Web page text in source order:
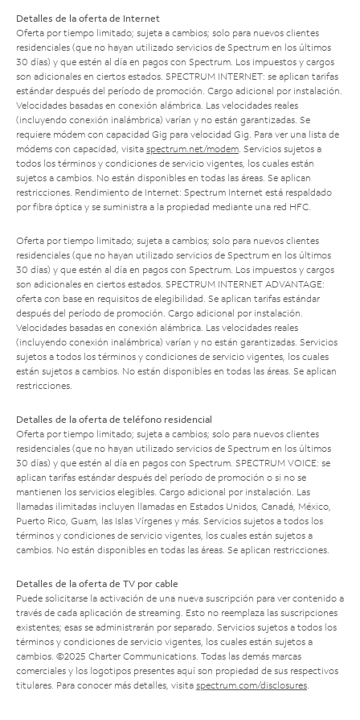
Detalles de la oferta de Internet
Oferta por tiempo limitado; sujeta a cambios; solo para nuevos clientes
residenciales (que no hayan utilizado servicios de Spectrum en los últimos
30 días) y que estén al día en pagos con Spectrum. Los impuestos y cargos
son adicionales en ciertos estados. SPECTRUM INTERNET: se aplican tarifas
estándar después del período de promoción. Cargo adicional por instalación.
Velocidades basadas en conexión alámbrica. Las velocidades reales
(incluyendo conexión inalámbrica) varían y no están garantizadas. Se
requiere módem con capacidad Gig para velocidad Gig. Para ver una lista de
módems con capacidad, visita spectrum.net/modem . Servicios sujetos a
todos los términos y condiciones de servicio vigentes, los cuales están
sujetos a cambios. No están disponibles en todas las áreas. Se aplican
restricciones. Rendimiento de Internet: Spectrum Internet está respaldado
por fibra óptica y se suministra a la propiedad mediante una red HFC.
Oferta por tiempo limitado; sujeta a cambios; solo para nuevos clientes
residenciales (que no hayan utilizado servicios de Spectrum en los últimos
30 días) y que estén al día en pagos con Spectrum. Los impuestos y cargos
son adicionales en ciertos estados. SPECTRUM INTERNET ADVANTAGE:
oferta con base en requisitos de elegibilidad. Se aplican tarifas estándar
después del período de promoción. Cargo adicional por instalación.
Velocidades basadas en conexión alámbrica. Las velocidades reales
(incluyendo conexión inalámbrica) varían y no están garantizadas. Servicios
sujetos a todos los términos y condiciones de servicio vigentes, los cuales
están sujetos a cambios. No están disponibles en todas las áreas. Se aplican
restricciones.
Detalles de la oferta de teléfono residencial
Oferta por tiempo limitado; sujeta a cambios; solo para nuevos clientes
residenciales (que no hayan utilizado servicios de Spectrum en los últimos
30 días) y que estén al día en pagos con Spectrum. SPECTRUM VOICE: se
aplican tarifas estándar después del período de promoción o si no se
mantienen los servicios elegibles. Cargo adicional por instalación. Las
llamadas ilimitadas incluyen llamadas en Estados Unidos, Canadá, México,
Puerto Rico, Guam, las Islas Vírgenes y más. Servicios sujetos a todos los
términos y condiciones de servicio vigentes, los cuales están sujetos a
cambios. No están disponibles en todas las áreas. Se aplican restricciones.
Detalles de la oferta de TV por cable
Puede solicitarse la activación de una nueva suscripción para ver contenido a
través de cada aplicación de streaming. Esto no reemplaza las suscripciones
existentes; esas se administrarán por separado. Servicios sujetos a todos los
términos y condiciones de servicio vigentes, los cuales están sujetos a
cambios. ©2025 Charter Communications. Todas las demás marcas
comerciales y los logotipos presentes aquí son propiedad de sus respectivos
titulares. Para conocer más detalles, visita spectrum.com/disclosures